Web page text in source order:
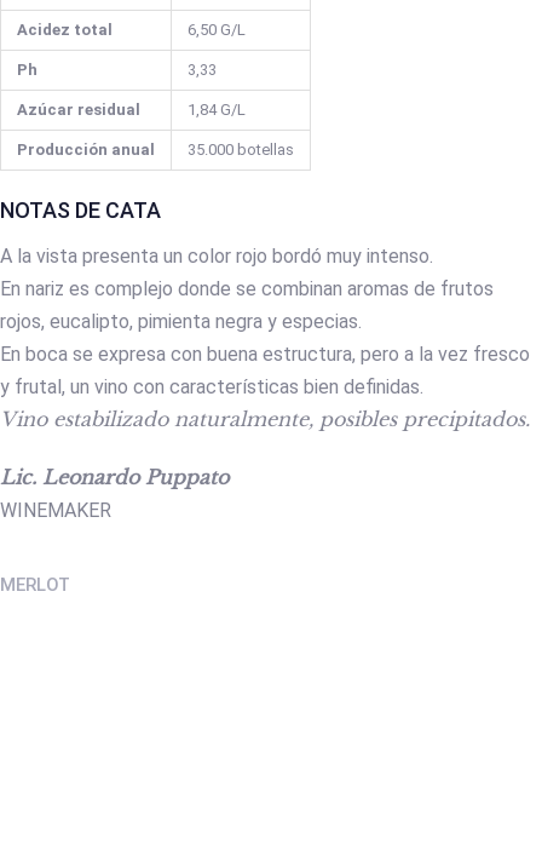
Acidez total 6,50 G/L
Ph 3,33
Azúcar residual 1,84 G/L
Producción anual 35.000 botellas
NOTAS DE CATA
A la vista presenta un color rojo bordó muy intenso.
En nariz es complejo donde se combinan aromas de frutos
rojos, eucalipto, pimienta negra y especias.
En boca se expresa con buena estructura, pero a la vez fresco
y frutal, un vino con características bien definidas.
Vino estabilizado naturalmente, posibles precipitados.
Lic. Leonardo Puppato
WINEMAKER
MERLOT